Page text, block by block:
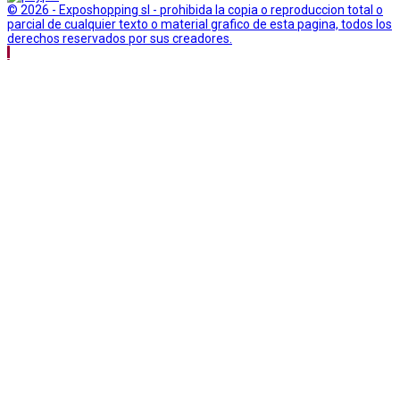
© 2026 - Exposhopping sl - prohibida la copia o reproduccion total o
parcial de cualquier texto o material grafico de esta pagina, todos los
derechos reservados por sus creadores.